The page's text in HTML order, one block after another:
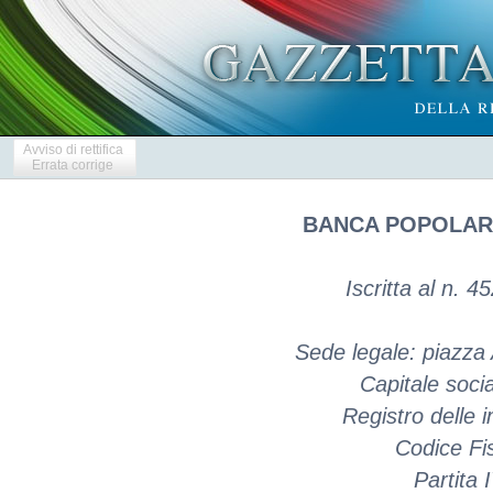
Avviso di rettifica
Errata corrige
BANCA
Iscritta al n.
Sede legale:
Capitale
Registro delle
Codice
Partita